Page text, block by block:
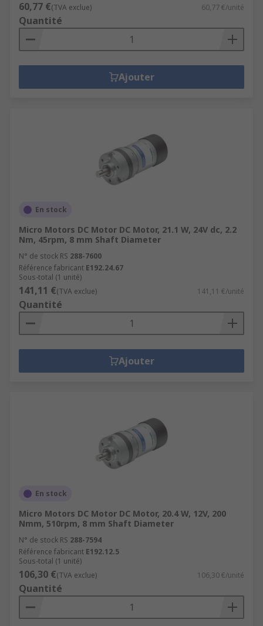
60,77 €(TVA exclue) 60,77 €/unité
Quantité
Ajouter
En stock
Micro Motors DC Motor DC Motor, 21.1 W, 24V dc, 2.2
Nm, 45rpm, 8 mm Shaft Diameter
N° de stock RS 288-7600
Référence fabricant E192.24.67
Sous-total (1 unité)
141,11 €(TVA exclue) 141,11 €/unité
Quantité
Ajouter
En stock
Micro Motors DC Motor DC Motor, 20.4 W, 12V, 200
Nmm, 510rpm, 8 mm Shaft Diameter
N° de stock RS 288-7594
Référence fabricant E192.12.5
Sous-total (1 unité)
106,30 €(TVA exclue) 106,30 €/unité
Quantité